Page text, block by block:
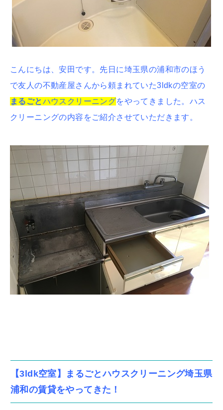
こんにちは、安田です。先日に埼玉県の浦和市のほう
で友人の不動産屋さんから頼まれていた3ldkの空室の
まるごとハウスクリーニングをやってきました。ハス
クリーニングの内容をご紹介させていただきます。
【3ldk空室】まるごとハウスクリーニング埼玉県
浦和の賃貸をやってきた！